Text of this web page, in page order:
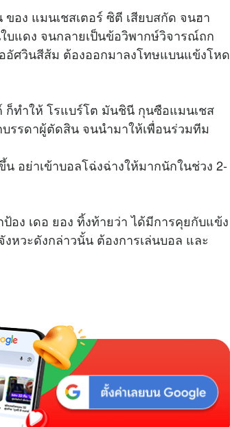
อง แมนเชสเตอร์ ซิตี เสียบสกัด จนฮา
บแดง จนกลายเป็นข้อวิพากษ์วิจารณ์ถก
อัศวินสีส้ม ต้องออกมาลงโทษแบนแข้งโหด
ก็ทำให้ โรแบร์โต มันชินี กุนซือแมนเชส
รรดาผู้ตัดสิน จนนำมาให้เพื่อนร่วมทีม
อย่าเข้าบอลโฉ่งฉ่างให้มากนักในช่วง 2-
อง เดอ ยอง ทิ้งท้ายว่า ได้มีการคุยกับแข้ง
หวะดังกล่าวนั้น ต้องการเล่นบอล และ